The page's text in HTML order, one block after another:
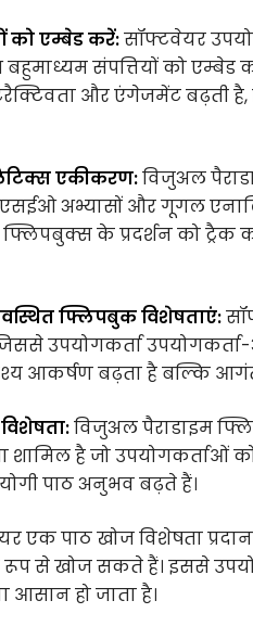
को एम्बेड करें:सॉफ्टवेयर
बहुमाध्यम संपत्तियों को
और एंगेजमेंट
एकीकरण:विजुअल
अभ्यासों और गूगल
फ्लिपबुक्स के प्रदर्शन को
फ्लिपबुक विशेषताएं:
जिससे उपयोगकर्ता
आकर्षण बढ़ता है बल्कि
विजुअल पैराडाइम
शामिल है जो
पाठ अनुभव बढ़ते हैं।
एक पाठ खोज विशेषता
रूप से खोज सकते हैं। इससे
हो जाता है।